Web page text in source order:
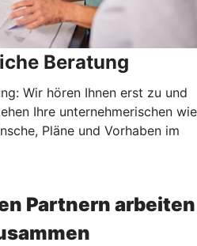
Beratung
Wir hören Ihnen erst zu und
Ihre unternehmerischen wie
Pläne und Vorhaben im
Partnern arbeiten